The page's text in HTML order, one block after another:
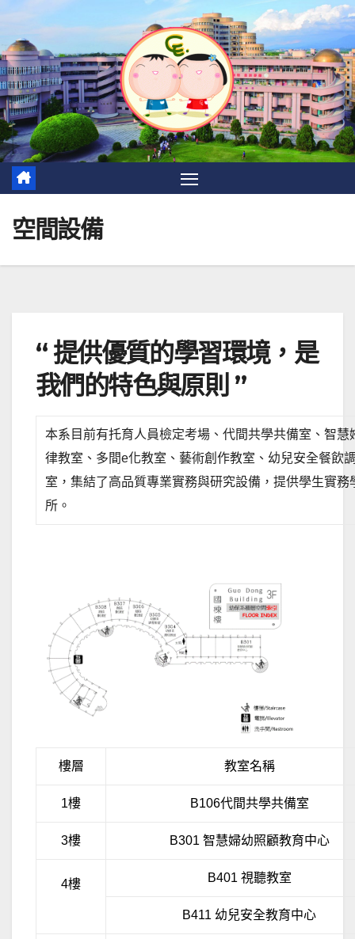
空間設備
“ 提供優質的學習環境，是
我們的特色與原則 ”
本系目前有托育人員檢定考場、代間共學共備室、智慧
律教室、多間e化教室、藝術創作教室、幼兒安全餐飲
室，集結了高品質專業實務與研究設備，提供學生實務
所。
樓層 教室名稱
1樓 B106代間共學共備室
3樓 B301 智慧婦幼照顧教育中心
4樓 B401 視聽教室
B411 幼兒安全教育中心